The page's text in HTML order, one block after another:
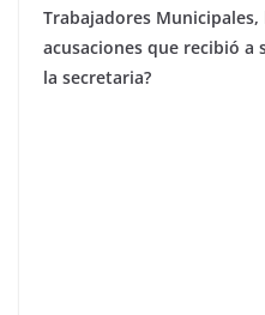
Trabajadores
acusaciones que recibió a
la secretaria?